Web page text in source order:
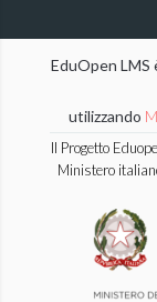
EduOpen
utilizzando
Il Progetto
Ministero